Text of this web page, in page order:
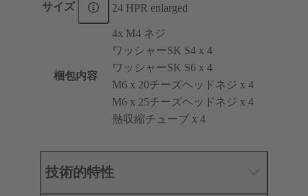
サイズ 24 HPR enlarged
梱包内容
4x M4 ネジ
ワッシャーSK S4 x 4
ワッシャーSK S6 x 4
M6 x 20チーズヘッドネジ x 4
M6 x 25チーズヘッドネジ x 4
熱収縮チューブ x 4
技術的特性